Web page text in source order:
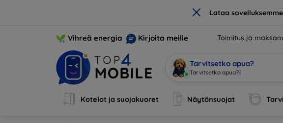
× Lataa sovelluksemme
Vihreä energia Kirjoita meille Toimitus ja
Tarvitsetko apua?
Tarv|
Kotelot ja suojakuoret Näytönsuojat